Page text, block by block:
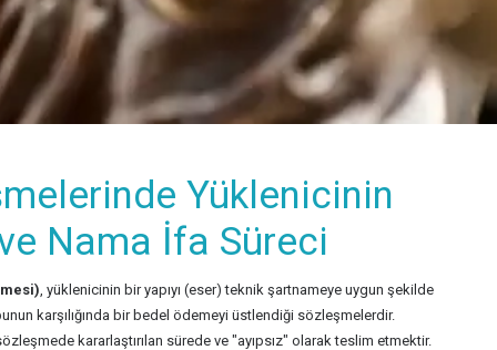
Yüklenicinin
Nama İfa Süreci
, yüklenicinin bir yapıyı (eser) teknik şartnameye uygun şekilde
karşılığında bir bedel ödemeyi üstlendiği sözleşmelerdir.
kararlaştırılan sürede ve "ayıpsız" olarak teslim etmektir.